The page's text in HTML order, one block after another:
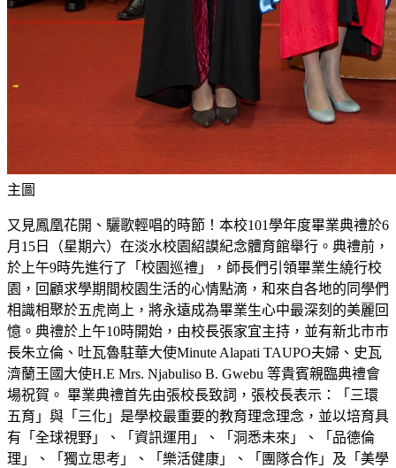
主圖
又見鳳凰花開、驪歌輕唱的時節！本校101學年度畢業典禮於6
月15日（星期六）在淡水校園紹謨紀念體育館舉行。典禮前，
於上午9時先進行了「校園巡禮」，師長們引領畢業生繞行校
園，回顧求學期間校園生活的心情點滴，和來自各地的同學們
相識相聚於五虎崗上，將永遠成為畢業生心中最深刻的美麗回
憶。典禮於上午10時開始，由校長張家宜主持，並有新北市市
長朱立倫、吐瓦魯駐華大使Minute Alapati TAUPO夫婦、史瓦
濟蘭王國大使H.E Mrs. Njabuliso B. Gwebu 等貴賓親臨典禮會
場祝賀。 畢業典禮首先由張校長致詞，張校長表示：「三環
五育」與「三化」是學校最重要的教育理念理念，並以培育具
有「全球視野」、「資訊運用」、「洞悉未來」、「品德倫
理」、「獨立思考」、「樂活健康」、「團隊合作」及「美學